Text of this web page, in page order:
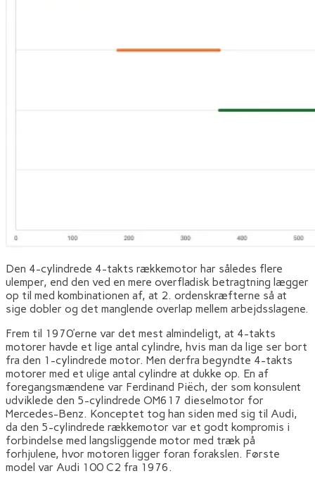
Den 4-cylindrede 4-takts rækkemotor har således flere
ulemper, end den ved en mere overfladisk betragtning lægger
op til med kombinationen af, at 2. ordenskræfterne så at
sige dobler og det manglende overlap mellem arbejdsslagene.
Frem til 1970’erne var det mest almindeligt, at 4-takts
motorer havde et lige antal cylindre, hvis man da lige ser bort
fra den 1-cylindrede motor. Men derfra begyndte 4-takts
motorer med et ulige antal cylindre at dukke op. En af
foregangsmændene var Ferdinand Piëch, der som konsulent
udviklede den 5-cylindrede OM617 dieselmotor for
Mercedes-Benz. Konceptet tog han siden med sig til Audi,
da den 5-cylindrede rækkemotor var et godt kompromis i
forbindelse med langsliggende motor med træk på
forhjulene, hvor motoren ligger foran forakslen. Første
model var Audi 100 C2 fra 1976.